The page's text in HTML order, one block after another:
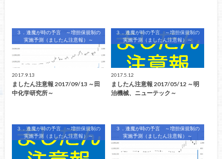
３．逢魔が時の予言 ～増担保規制の
実施予測（ましたん注意報）～
2017.9.13
ましたん注意報 2017/09/13 ～田
中化学研究所～
３．逢魔が時の予言 ～増担保規制の
実施予測（ましたん注意報）～
2017.5.12
ましたん注意報 2017/05/12 ～明
治機械、ニューテック～
３．逢魔が時の予言 ～増担保規制の
実施予測（ましたん注意報）～
３．逢魔が時の予言 ～増担保規制の
実施予測（ましたん注意報）～